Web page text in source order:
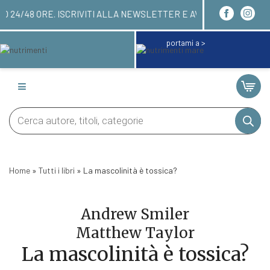
ENTRO 24/48 ORE. ISCRIVITI ALLA
portami a >
Products
search
Home » Tutti i libri » La mascolinità è tossica?
Andrew Smiler
Matthew Taylor
La mascolinità è tossica?